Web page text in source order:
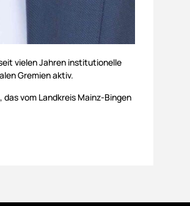
vielen Jahren institutionelle
Gremien aktiv.
vom Landkreis Mainz-Bingen